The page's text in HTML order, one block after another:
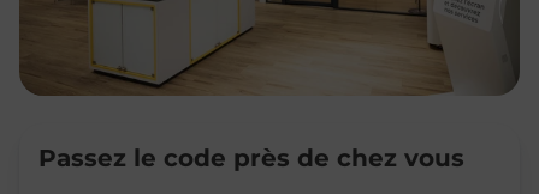
Passez le code près de chez vous